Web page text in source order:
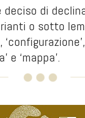
deciso di
o sotto
‘configurazione’,
e ‘mappa’.